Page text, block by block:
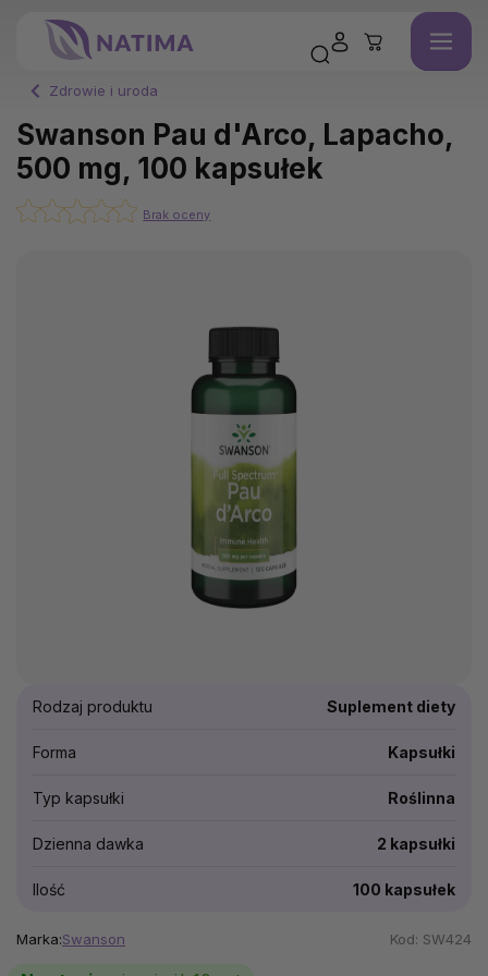
Zdrowie i uroda
Swanson Pau d'Arco, Lapacho,
500 mg, 100 kapsułek
Brak oceny
Marka:Swanson Kod: SW424
Rodzaj produktu Suplement diety
Forma Kapsułki
Typ kapsułki Roślinna
Dzienna dawka 2 kapsułki
Ilość 100 kapsułek